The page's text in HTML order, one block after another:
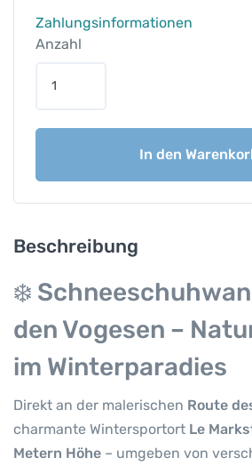
Zahlungsinformationen
Anzahl
n
e
s
h
h
w
a
d
r
u
n
In den
Beschreibung
❄️
den Vogesen –
im Winterparadies
Direkt an der malerischen Route
charmante Wintersportort Le
Metern Höhe – umgeben von